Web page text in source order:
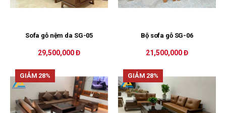
Sofa gỗ nệm da SG-05
29,500,000 Đ
Bộ sofa gỗ SG-06
21,500,000 Đ
GIẢM 28% GIẢM 28%